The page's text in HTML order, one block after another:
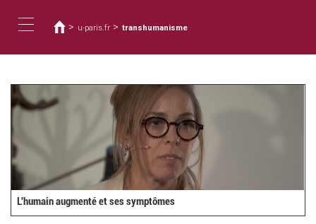
main
navigation
are
here
> u-paris.fr > transhumanisme
L'humain augmenté et ses symptômes